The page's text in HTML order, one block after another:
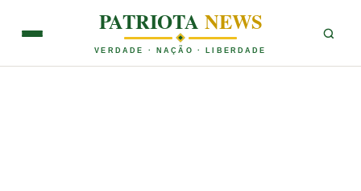
PATRIOTANEWS
VERDADE · NAÇÃO · LIBERDADE